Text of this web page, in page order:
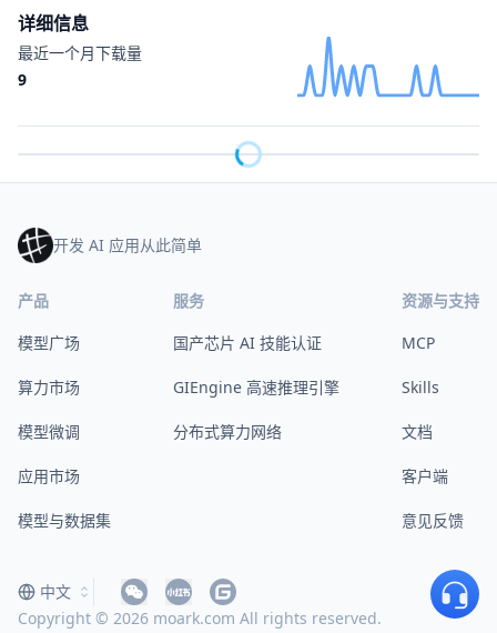
详细信息
最近一个月下载量
9
开发 AI 应用从此简单
产品
模型广场
算力市场
模型微调
应用市场
模型与数据集
服务
国产芯片 AI 技能认证
GIEngine 高速推理引擎
分布式算力网络
资源与支持
MCP
Skills
文档
客户端
意见反馈
Copyright © 2026 moark.com All rights reserved.
中文